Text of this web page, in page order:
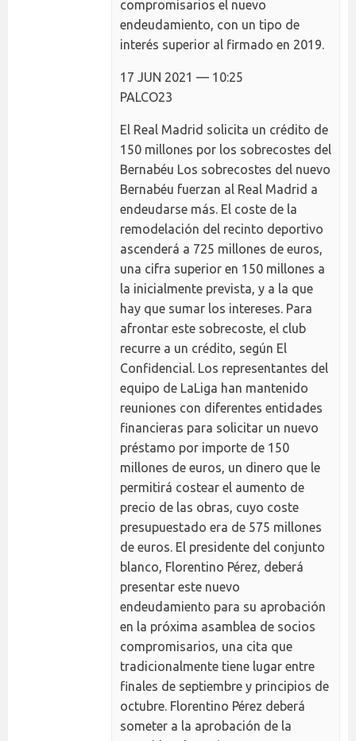
compromisarios el nuevo
endeudamiento, con un tipo de
interés superior al firmado en 2019.
17 JUN 2021 — 10:25
PALCO23
El Real Madrid solicita un crédito de
150 millones por los sobrecostes del
Bernabéu Los sobrecostes del nuevo
Bernabéu fuerzan al Real Madrid a
endeudarse más. El coste de la
remodelación del recinto deportivo
ascenderá a 725 millones de euros,
una cifra superior en 150 millones a
la inicialmente prevista, y a la que
hay que sumar los intereses. Para
afrontar este sobrecoste, el club
recurre a un crédito, según El
Confidencial. Los representantes del
equipo de LaLiga han mantenido
reuniones con diferentes entidades
financieras para solicitar un nuevo
préstamo por importe de 150
millones de euros, un dinero que le
permitirá costear el aumento de
precio de las obras, cuyo coste
presupuestado era de 575 millones
de euros. El presidente del conjunto
blanco, Florentino Pérez, deberá
presentar este nuevo
endeudamiento para su aprobación
en la próxima asamblea de socios
compromisarios, una cita que
tradicionalmente tiene lugar entre
finales de septiembre y principios de
octubre. Florentino Pérez deberá
someter a la aprobación de la